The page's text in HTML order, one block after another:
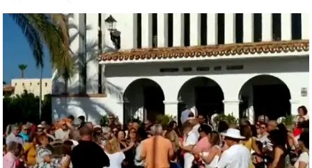
Insultos xenófobos al párroco de Benajarafe: "Negro, te voy a cortar
la cabeza" |
Antena 3 Noticias
Antena 3 Noticias Madrid
Publicado:01 de julio de 2019, 13:50